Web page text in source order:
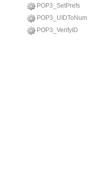
POP3_SetPrefs
POP3_UIDToNum
POP3_VerifyID